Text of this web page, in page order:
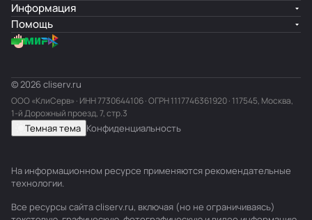
Информация
Помощь
© 2026 cliserv.ru
ООО «КлиСерв» · ИНН7730644106· ОГРН 1117746361920 · 117545, Москва,
1-й Дорожный проезд, 7, стр.3
Темная тема Конфиденциальность
На информационном ресурсе применяются рекомендательные
технологии.
Все ресурсы сайта cliserv.ru, включая (но не ограничиваясь)